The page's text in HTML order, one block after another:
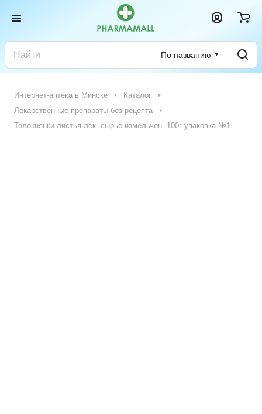
По названию
Интернет-аптека в Минске
Каталог
Лекарственные препараты без рецепта
Толокнянки листья лек. сырье измельчен. 100г упаковка №1